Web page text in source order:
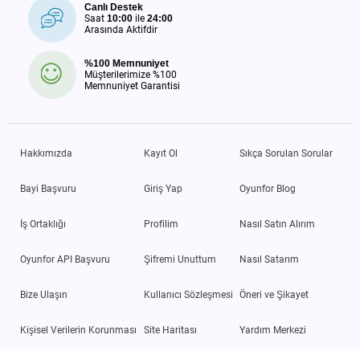
Canlı Destek
Saat 10:00 ile 24:00
Arasında Aktifdir
%100 Memnuniyet
Müşterilerimize %100
Memnuniyet Garantisi
Hakkımızda
Bayi Başvuru
İş Ortaklığı
Oyunfor API Başvuru
Bize Ulaşın
Kişisel Verilerin Korunması
Kayıt Ol
Giriş Yap
Profilim
Şifremi Unuttum
Kullanıcı Sözleşmesi
Site Haritası
Sıkça Sorulan Sorular
Oyunfor Blog
Nasıl Satın Alırım
Nasıl Satarım
Öneri ve Şikayet
Yardım Merkezi